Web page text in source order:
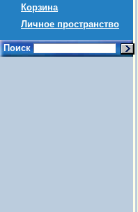
Корзина
Личное пространство
Поиск